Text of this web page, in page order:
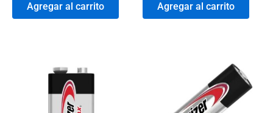
Agregar al carrito Agregar al carrito